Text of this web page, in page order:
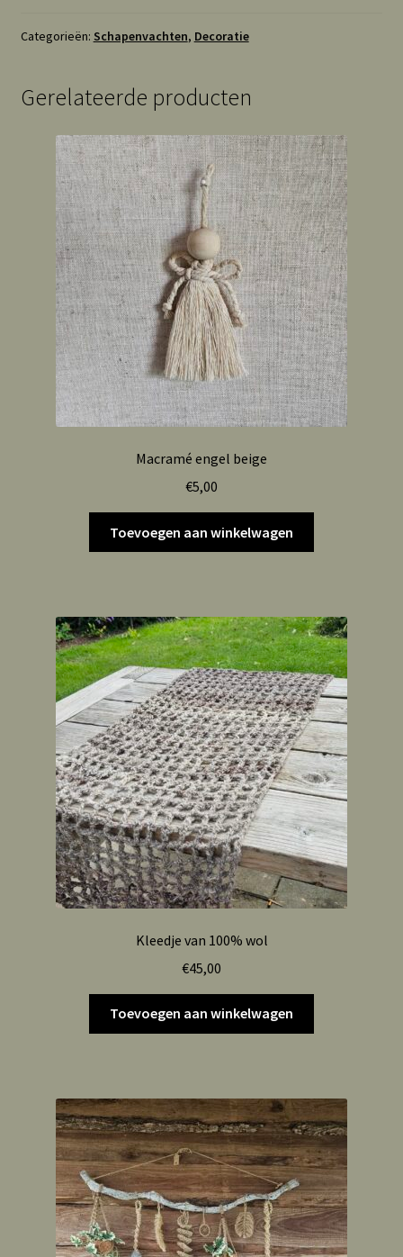
Categorieën: Schapenvachten, Decoratie
Gerelateerde producten
Macramé engel beige
€5,00
Toevoegen aan winkelwagen
Kleedje van 100% wol
€45,00
Toevoegen aan winkelwagen